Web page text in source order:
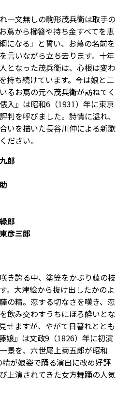
一文無しの駒形茂兵衛は取手の
蔦から櫛簪や持ち金すべてを恵
になる」と誓い、お蔦の名前を
言いながら立ち去ります。十年
となった茂兵衛は、心根は変わ
持ち続けています。今は娘と二
るお蔦の元へ茂兵衛が訪ねてく
入』は昭和6（1931）年に東京
判を呼びました。詩情に溢れ、
いを描いた長谷川伸による新歌
ださい。
郎
郎
彦三郎
き誇る中、塗笠をかぶり藤の枝
。大津絵から抜け出したかのよ
の精。恋する切なさを嘆き、恋
飲み交わすうちにほろ酔いとな
せますが、やがて日暮れととも
娘』は文政9（1826）年に初演
景を、六世尾上菊五郎が昭和
が娘姿で踊る演出に改め好評
上演されてきた女方舞踊の人気